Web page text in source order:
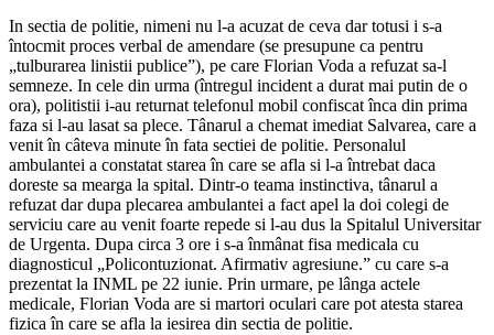
In sectia de politie, nimeni nu l-a acuzat de ceva dar totusi i s-a
întocmit proces verbal de amendare (se presupune ca pentru
„tulburarea linistii publice”), pe care Florian Voda a refuzat sa-l
semneze. In cele din urma (întregul incident a durat mai putin de o
ora), politistii i-au returnat telefonul mobil confiscat înca din prima
faza si l-au lasat sa plece. Tânarul a chemat imediat Salvarea, care a
venit în câteva minute în fata sectiei de politie. Personalul
ambulantei a constatat starea în care se afla si l-a întrebat daca
doreste sa mearga la spital. Dintr-o teama instinctiva, tânarul a
refuzat dar dupa plecarea ambulantei a fact apel la doi colegi de
serviciu care au venit foarte repede si l-au dus la Spitalul Universitar
de Urgenta. Dupa circa 3 ore i s-a înmânat fisa medicala cu
diagnosticul „Policontuzionat. Afirmativ agresiune.” cu care s-a
prezentat la INML pe 22 iunie. Prin urmare, pe lânga actele
medicale, Florian Voda are si martori oculari care pot atesta starea
fizica în care se afla la iesirea din sectia de politie.